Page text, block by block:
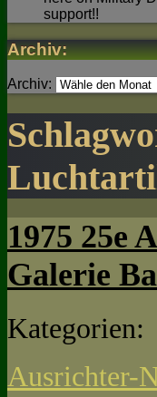
support!!
Archiv:
Archiv:
1975 25e
Galerie
Kategorien:
Ausrichter-